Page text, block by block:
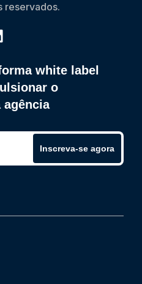
reservados.
white label
o
agência
Inscreva-se agora